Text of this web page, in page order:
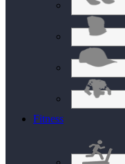
Fitness